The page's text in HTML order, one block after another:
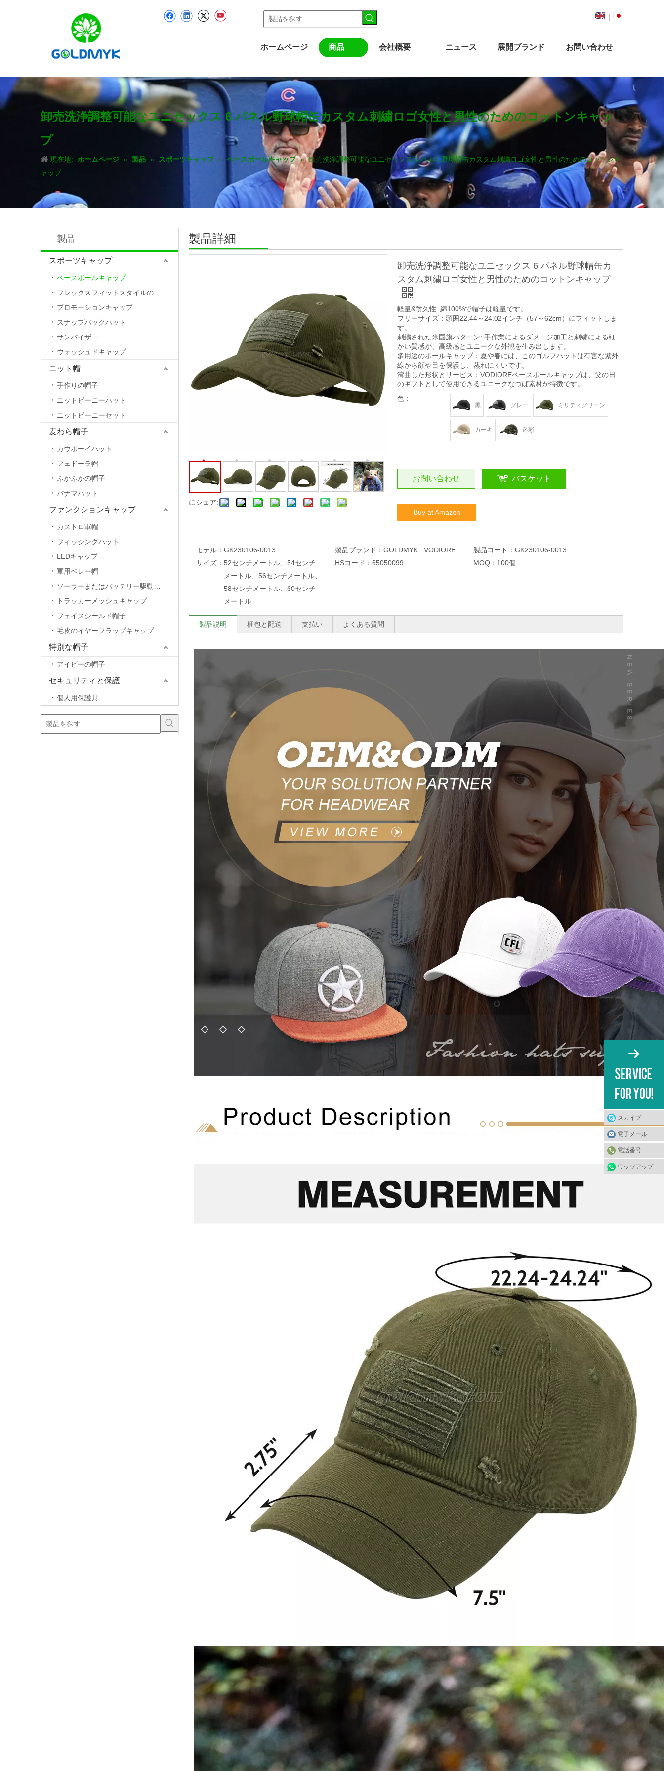
|
ホームページ 商品 会社概要 ニュース 展開ブランド お問い合わせ
卸売洗浄調整可能なユニセックス 6 パネル野球帽缶カスタム刺繍ロゴ女性と男性のためのコットンキャッ
プ
現在地: ホームページ » 製品 » スポーツキャップ » ベースボールキャップ » 卸売洗浄調整可能なユニセックス 6 パネル野球帽缶カスタム刺繍ロゴ女性と男性のためのコットンキ
ャップ
製品
スポーツキャップ
ベースボールキャップ
プロモーションキャップ
スナップバックハット
サンバイザー
ウォッシュドキャップ
ニット帽
手作りの帽子
ニットビーニーハット
ニットビーニーセット
麦わら帽子
カウボーイハット
フェドーラ帽
ふかふかの帽子
パナマハット
ファンクションキャップ
カストロ軍帽
フィッシングハット
LEDキャップ
軍用ベレー帽
トラッカーメッシュキャップ
フェイスシールド帽子
毛皮のイヤーフラップキャップ
特別な帽子
アイビーの帽子
セキュリティと保護
個人用保護具
製品詳細
にシェア:
卸売洗浄調整可能なユニセックス 6 パネル野球帽缶カ
スタム刺繍ロゴ女性と男性のためのコットンキャップ
軽量&耐久性: 綿100%で帽子は軽量です。
フリーサイズ：頭囲22.44～24.02インチ（57～62cm）にフィットしま
す。
刺繍された米国旗パターン: 手作業によるダメージ加工と刺繍による細
かい質感が、高級感とユニークな外観を生み出します。
多用途のボールキャップ：夏や春には、このゴルフハットは有害な紫外
線から顔や目を保護し、蒸れにくいです。
湾曲した形状とサービス：VODIOREベースボールキャップは、父の日
のギフトとして使用できるユニークなつば素材が特徴です。
色：
黒 グレー ミリティグリーン
カーキ 迷彩
お問い合わせ バスケット
Buy at Amazon
モデル： GK230106-0013 製品ブランド： GOLDMYK . VODIORE 製品コード： GK230106-0013
サイズ： 52センチメートル、54センチ
メートル、56センチメートル、
58センチメートル、60センチ
メートル
HSコード： 65050099 MOQ： 100個
製品説明 梱包と配送 支払い よくある質問
スカイプ
電子メール
電話番号
ワッツアップ